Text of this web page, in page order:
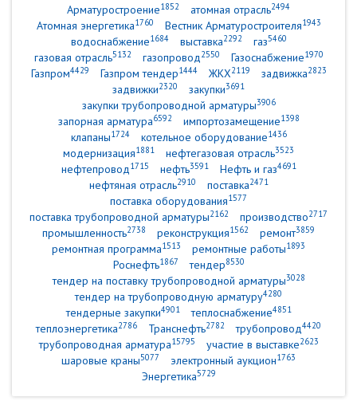
Арматуростроение1852 атомная отрасль2494
Атомная энергетика1760 Вестник Арматуростроителя1943
водоснабжение1684 выставка2292 газ5460
газовая отрасль5132 газопровод2550 Газоснабжение1970
Газпром4429 Газпром тендер1444 ЖКХ2119 задвижка2823
задвижки2320 закупки3691
закупки трубопроводной арматуры3906
запорная арматура6592 импортозамещение1398
клапаны1724 котельное оборудование1436
модернизация1881 нефтегазовая отрасль3523
нефтепровод1715 нефть3591 Нефть и газ4691
нефтяная отрасль2910 поставка2471
поставка оборудования1577
поставка трубопроводной арматуры2162 производство2717
промышленность2738 реконструкция1562 ремонт3859
ремонтная программа1513 ремонтные работы1893
Роснефть1867 тендер8530
тендер на поставку трубопроводной арматуры3028
тендер на трубопроводную арматуру4280
тендерные закупки4901 теплоснабжение4851
теплоэнергетика2786 Транснефть2782 трубопровод4420
трубопроводная арматура15795 участие в выставке2623
шаровые краны5077 электронный аукцион1763
Энергетика5729